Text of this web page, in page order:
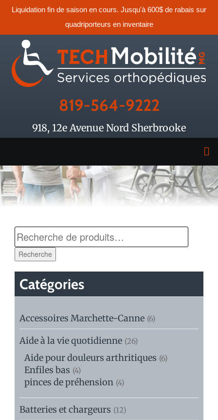
Liquidation fin de saison en cours. Jusqu'à 600$ de rabais sur
quadriporteurs en inventaire
819-564-9222
918, 12e Avenue Nord Sherbrooke
Recherche
Catégories
Accessoires Marchette-Canne (6)
Aide à la vie quotidienne (26)
Aide pour douleurs arthritiques (6)
Enfiles bas (4)
pinces de préhension (4)
Batteries et chargeurs (12)